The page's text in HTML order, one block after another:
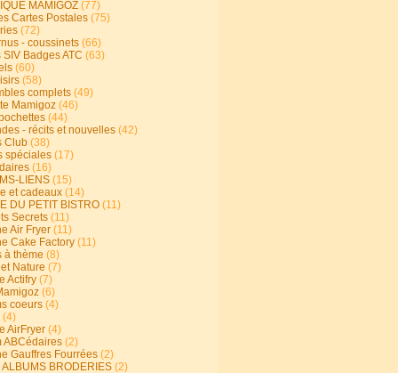
MAMIGOZ (77)
Cartes Postales (75)
(72)
- coussinets (66)
Badges ATC (63)
(60)
(58)
complets (49)
Mamigoz (46)
(44)
- récits et nouvelles (42)
Club (38)
spéciales (17)
(16)
LIENS (15)
et cadeaux (14)
DU PETIT BISTRO (11)
Secrets (11)
Air Fryer (11)
Cake Factory (11)
à thème (8)
Nature (7)
Actifry (7)
(6)
coeurs (4)
(4)
AirFryer (4)
ABCédaires (2)
Gauffres Fourrées (2)
ALBUMS BRODERIES (2)